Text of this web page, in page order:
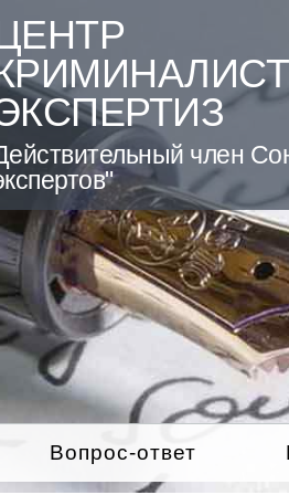
член
Вопрос-ответ